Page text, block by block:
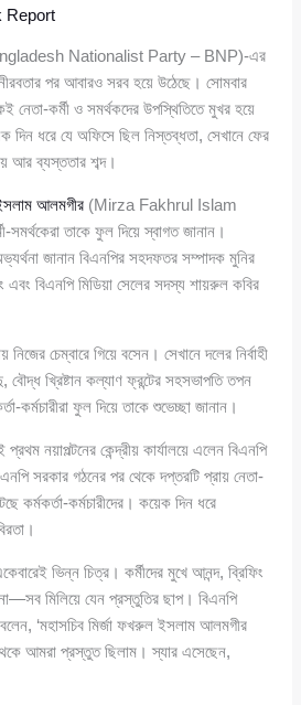
Report
Nationalist Party – BNP)-এর
নীরবতার পর আবারও সরব হয়ে উঠেছে। সোমবার
নেতা-কর্মী ও সমর্থকদের উপস্থিতিতে মুখর হয়ে
দিন ধরে যে অফিসে ছিল নিস্তব্ধতা, সেখানে ফের
আর ব্যস্ততার শব্দ।
আলমগীর (Mirza Fakhrul Islam
তাকে ফুল দিয়ে স্বাগত জানান।
জানান বিএনপির সহদফতর সম্পাদক মুনির
বিএনপি মিডিয়া সেলের সদস্য শায়রুল কবির
চেম্বারে গিয়ে বসেন। সেখানে দলের নির্বাহী
বৌদ্ধ খ্রিষ্টান কল্যাণ ফ্রন্টের সহসভাপতি তপন
কর্মচারীরা ফুল দিয়ে তাকে শুভেচ্ছা জানান।
নয়াপল্টনের কেন্দ্রীয় কার্যালয়ে এলেন বিএনপি
সরকার গঠনের পর থেকে দপ্তরটি প্রায় নেতা-
কর্মকর্তা-কর্মচারীদের। কয়েক দিন ধরে
ভিন্ন চিত্র। কর্মীদের মুখে আনন্দ, ব্রিফিং
মিলিয়ে যেন প্রস্তুতির ছাপ। বিএনপি
‘মহাসচিব মির্জা ফখরুল ইসলাম আলমগীর
আমরা প্রস্তুত ছিলাম। স্যার এসেছেন,